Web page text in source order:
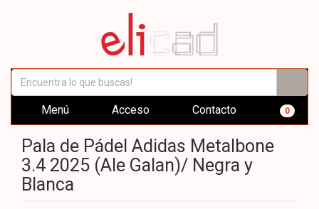
Menú Acceso Contacto 0
Pala de Pádel Adidas Metalbone
3.4 2025 (Ale Galan)/ Negra y
Blanca